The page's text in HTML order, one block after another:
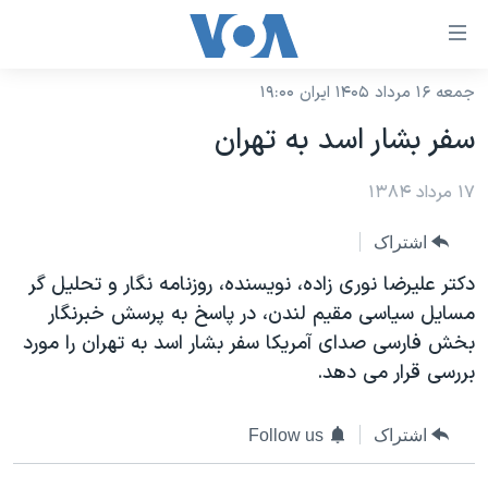
لینکهای
دسترسی
جهش
محتوای
جهش
به
صفحه
اصلی
جهش
جستجو
نسخه سبک وب‌سایت
موضوع ها
ایران
آمریکا
جهان
ورزشی
ویژه برنامه‌ها
ویدیوها
برنامه های تلویزیونی
جدول برنامه ها
صفحه‌های ویژه
جام جهانی ۲۰۲۶
۲۵۰سالگی آمریکا
بایگانی برنامه‌های تلویزیونی
فرکانس‌های صدای آمریکا
پخش رادیویی
یادگیری زبان انگلیسی
جمعه ۱۶ مرداد ۱۴۰۵ ایران ۱۹:۰۰
سفر بشار اسد به تهران
۱۷ مرداد ۱۳۸۴
اشتراک
دکتر عليرضا نوری زاده، نويسنده، روزنامه نگار و تحليل گر
مسايل سياسی مقيم لندن، در پاسخ به پرسش خبرنگار
بخش فارسی صدای آمريکا سفر بشار اسد به تهران را مورد
بررسی قرار می دهد.
اشتراک Follow us